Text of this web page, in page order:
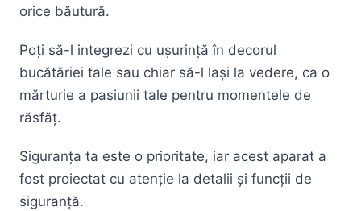
orice băutură.
Poți să-l integrezi cu ușurință în decorul
bucătăriei tale sau chiar să-l lași la vedere, ca o
mărturie a pasiunii tale pentru momentele de
răsfăț.
Siguranța ta este o prioritate, iar acest aparat a
fost proiectat cu atenție la detalii și funcții de
siguranță.